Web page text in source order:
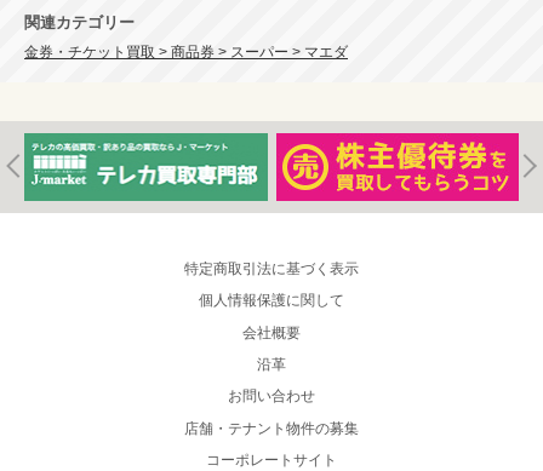
関連カテゴリー
金券・チケット買取 > 商品券 > スーパー > マエダ
特定商取引法に基づく表示
個人情報保護に関して
会社概要
沿革
お問い合わせ
店舗・テナント物件の募集
コーポレートサイト